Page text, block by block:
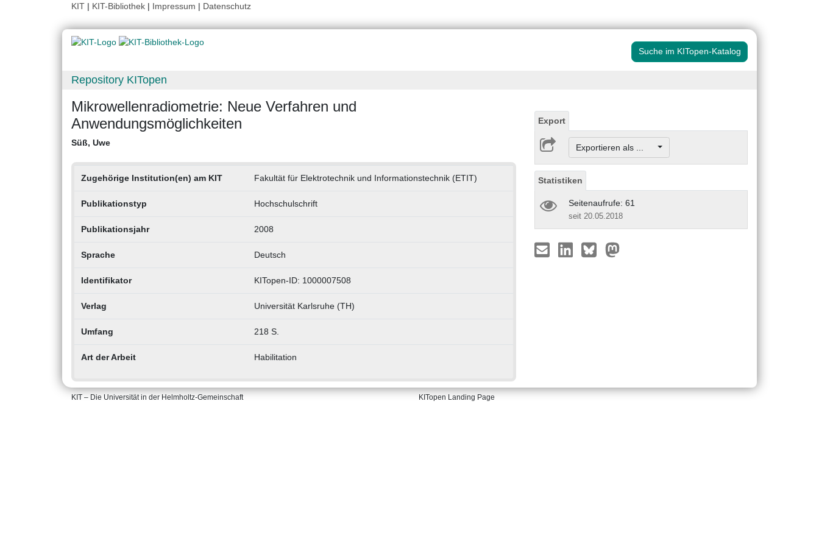
KIT | KIT-Bibliothek | Impressum | Datenschutz
Suche im KITopen-Katalog
Repository KITopen
Mikrowellenradiometrie: Neue Verfahren und
Anwendungsmöglichkeiten
Süß, Uwe
Zugehörige Institution(en) am KIT Fakultät für Elektrotechnik und Informationstechnik (ETIT)
Publikationstyp Hochschulschrift
Publikationsjahr 2008
Sprache Deutsch
Identifikator KITopen-ID: 1000007508
Verlag Universität Karlsruhe (TH)
Umfang 218 S.
Art der Arbeit Habilitation
Export
Exportieren als ...
Statistiken
Seitenaufrufe: 61
seit 20.05.2018
KIT – Die Universität in der Helmholtz-Gemeinschaft KITopen Landing Page